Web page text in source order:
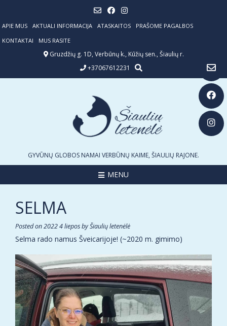
content
APIE MUS AKTUALI INFORMACIJA ATASKAITOS
PRAŠOME PAGALBOS
KONTAKTAI
MUS RASITE
Gruzdžių g. 1D, Verbūnų k., Kūžių sen., Šiaulių r.
+37067612231
GYVŪNŲ GLOBOS NAMAI VERBŪNŲ KAIME, ŠIAULIŲ RAJONE.
MENU
SELMA
Posted on2022 4 lieposbyŠiaulių letenėlė
Selma rado namus Šveicarijoje! (~2020 m. gimimo)